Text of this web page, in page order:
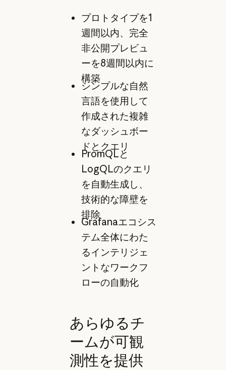
プロトタイプを1
週間以内、完全
非公開プレビュ
ーを8週間以内に
構築
シンプルな自然
言語を使用して
作成された複雑
なダッシュボー
ドとクエリ
PromQLと
LogQLのクエリ
を自動生成し、
技術的な障壁を
排除
Grafanaエコシス
テム全体にわた
るインテリジェ
ントなワークフ
ローの自動化
あらゆるチ
ームが可観
測性を提供